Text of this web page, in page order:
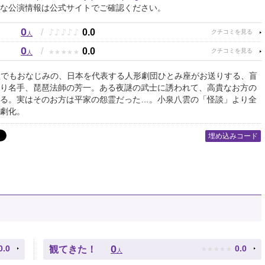
公演情報は公式サイトでご確認ください。
0人 / ♪ ♪ ♪ ♪ ♪ 0.0
0人 / ★ ★ ★ ★ ★ 0.0
もおなじみの、日本を代表する人形劇団ひとみ座がお送りする、盲
名手、琵琶法師の芳一。ある夜謎の武士に誘われて、高貴なお方の
。実はそのお方は平家の怨霊だった…。小泉八雲の「怪談」より全
化。
埋め込みコード
観てきた！ 0 人 ★ ★ ★ ★ ★ 0.0